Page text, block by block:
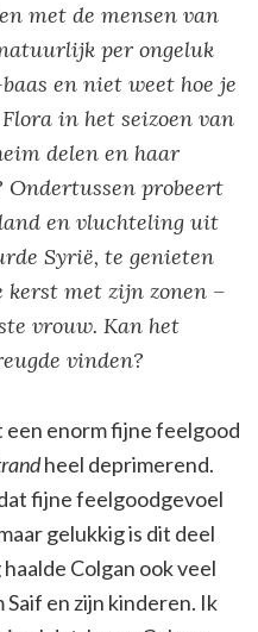
met de mensen van
per ongeluk
en niet weet hoe je
in het seizoen van
delen en haar
Ondertussen probeert
en vluchteling uit
Syrië, te genieten
kerst met zijn zonen –
vrouw. Kan het
vinden?
enorm fijne feelgood
heel deprimerend.
fijne feelgoodgevoel
gelukkig is dit deel
Colgan ook veel
en zijn kinderen. Ik